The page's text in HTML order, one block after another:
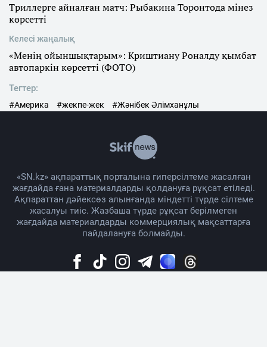
Триллерге айналған матч: Рыбакина Торонтода мінез
көрсетті
Келесі жаңалық
«Менің ойыншықтарым»: Криштиану Роналду қымбат
автопаркін көрсетті (ФОТО)
Тегтер:
#Америка #жекпе-жек #Жәнібек Әлімханұлы
«SN.kz» ақпараттық порталына гиперсілтеме жасалған
жағдайда ғана материалдарды қолдануға рұқсат етіледі.
Ақпараттан дәйексөз алынғанда міндетті түрде сілтеме
жасалуы тиіс. Жазбаша түрде рұқсат берілмеген
жағдайда материалдарды коммерциялық мақсаттарға
пайдалануға болмайды.